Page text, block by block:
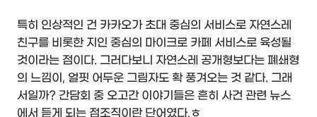
특히 인상적인 건 카카오가 초대 중심의 서비스로 자연스레
친구를 비롯한 지인 중심의 마이크로 카페 서비스로 육성될
것이라는 점이다. 그러다보니 자연스레 공개형보다는 폐쇄형
의 느낌이, 얼핏 어두운 그림자도 확 풍겨오는 것 같다. 그래
서일까? 간담회 중 오고간 이야기들은 흔히 사건 관련 뉴스
에서 듣게 되는 점조직이란 단어였다.ㅎ